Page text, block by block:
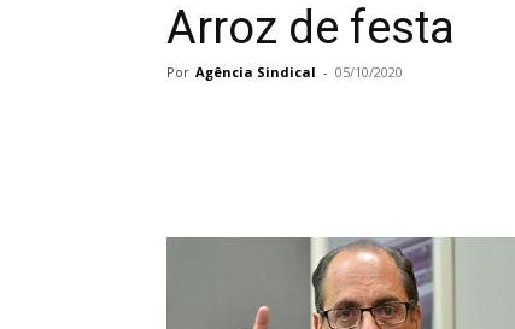
Arroz de festa
Por Agência Sindical - 05/10/2020